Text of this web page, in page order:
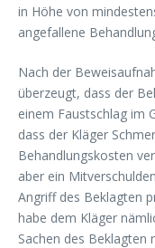
in Höhe von
angefallene
Nach der
überzeugt, dass der
einem Faustschlag im
dass der Kläger
Behandlungskosten
aber ein
Angriff des Beklagten
habe dem Kläger
Sachen des